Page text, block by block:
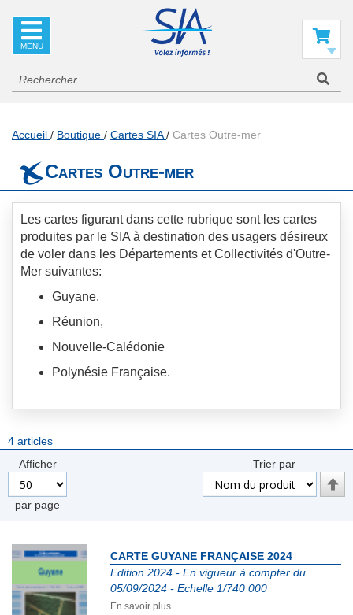
Accueil Boutique Cartes SIA Cartes Outre-mer
Cartes Outre-mer
Les cartes figurant dans cette rubrique sont les cartes
produites par le SIA à destination des usagers désireux
de voler dans les Départements et Collectivités d'Outre-
Mer suivantes:
Guyane,
Réunion,
Nouvelle-Calédonie
Polynésie Française.
4 articles
Afficher
par page
Trier par
Par
CARTE GUYANE FRANÇAISE 2024
Edition 2024 - En vigueur à compter du
05/09/2024 - Echelle 1/740 000
En savoir plus